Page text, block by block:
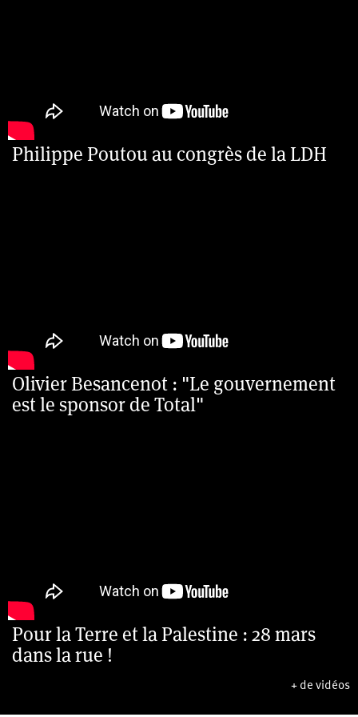
Philippe Poutou au congrès de la LDH
Olivier Besancenot : "Le gouvernement
est le sponsor de Total"
Pour la Terre et la Palestine : 28 mars
dans la rue !
+ de vidéos